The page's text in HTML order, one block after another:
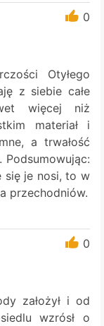
0
Otyłego
z siebie całe
więcej niż
materiał i
a trwałość
się je nosi, to w
przechodniów.
0
założył i od
wzrósł o